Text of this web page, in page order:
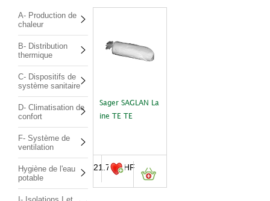
A- Production de
chaleur
B- Distribution
thermique
C- Dispositifs de
système sanitaire
D- Climatisation de
confort
F- Système de
ventilation
Hygiène de l'eau
potable
Sager SAGLAN La
ine TE TE
21.70CHF